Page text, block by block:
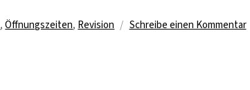
,Öffnungszeiten, Revision Schreibe einen Kommentarzu